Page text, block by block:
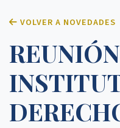
VOLVER A NOVEDADES